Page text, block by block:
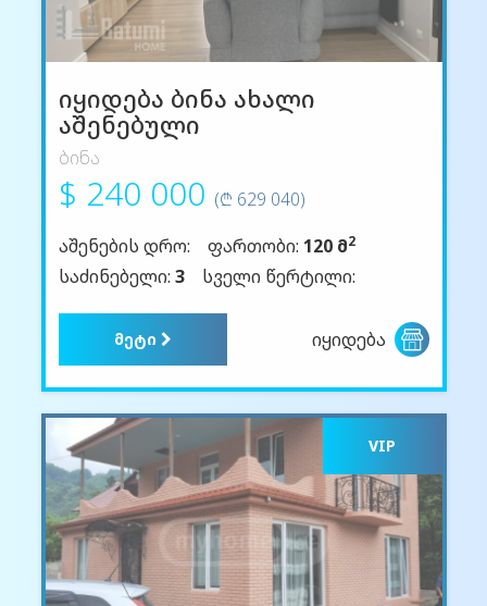
იყიდება ბინა ახალი
აშენებული
ბინა
$ 240 000 (₾ 629 040)
აშენების დრო:
ფართობი: 120 მ2
საძინებელი: 3 სველი წერტილი:
მეტი იყიდება
VIP